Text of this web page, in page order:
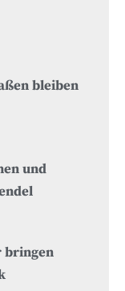
bleiben
und
bringen